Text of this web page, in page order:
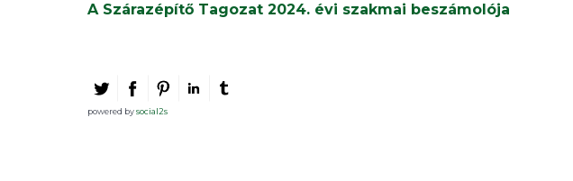
A Szárazépítő Tagozat 2024. évi szakmai beszámolója
powered bysocial2s